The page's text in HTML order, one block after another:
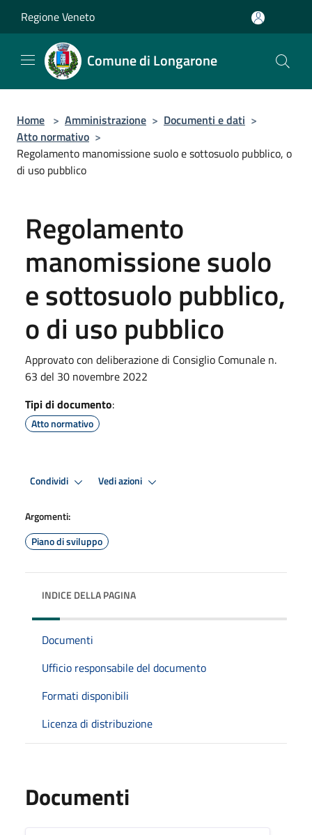
Regione Veneto
Comune di Longarone
Home > Amministrazione > Documenti e dati >
Atto normativo >
Regolamento manomissione suolo e sottosuolo pubblico, o
di uso pubblico
Regolamento
manomissione suolo
e sottosuolo pubblico,
o di uso pubblico
Approvato con deliberazione di Consiglio Comunale n.
63 del 30 novembre 2022
Tipi di documento:
Atto normativo
Condividi Vedi azioni
Argomenti:
Piano di sviluppo
INDICE DELLA PAGINA
Documenti
Ufficio responsabile del documento
Formati disponibili
Licenza di distribuzione
Documenti